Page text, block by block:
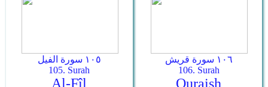
١٠٥ سورة الفيل
105. Surah
Al-Fîl
١٠٦ سورة قريش
106. Surah
Quraish